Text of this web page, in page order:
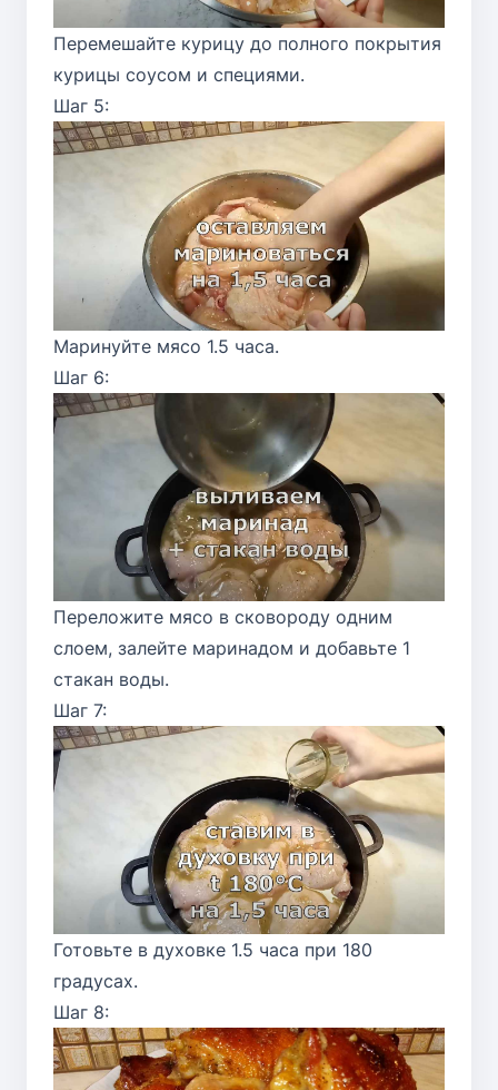
Перемешайте курицу до полного покрытия
курицы соусом и специями.
Шаг 5:
Маринуйте мясо 1.5 часа.
Шаг 6:
Переложите мясо в сковороду одним
слоем, залейте маринадом и добавьте 1
стакан воды.
Шаг 7:
Готовьте в духовке 1.5 часа при 180
градусах.
Шаг 8: